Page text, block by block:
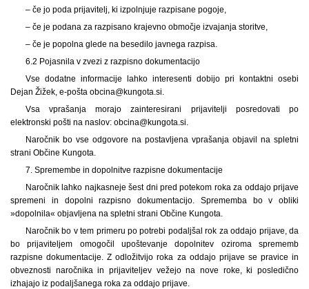
– če jo poda prijavitelj, ki izpolnjuje razpisane pogoje,
– če je podana za razpisano krajevno območje izvajanja storitve,
– če je popolna glede na besedilo javnega razpisa.
6.2 Pojasnila v zvezi z razpisno dokumentacijo
Vse dodatne informacije lahko interesenti dobijo pri kontaktni osebi
Dejan Žižek, e-pošta obcina@kungota.si.
Vsa vprašanja morajo zainteresirani prijavitelji posredovati po
elektronski pošti na naslov: obcina@kungota.si.
Naročnik bo vse odgovore na postavljena vprašanja objavil na spletni
strani Občine Kungota.
7. Spremembe in dopolnitve razpisne dokumentacije
Naročnik lahko najkasneje šest dni pred potekom roka za oddajo prijave
spremeni in dopolni razpisno dokumentacijo. Sprememba bo v obliki
»dopolnila« objavljena na spletni strani Občine Kungota.
Naročnik bo v tem primeru po potrebi podaljšal rok za oddajo prijave, da
bo prijaviteljem omogočil upoštevanje dopolnitev oziroma sprememb
razpisne dokumentacije. Z odložitvijo roka za oddajo prijave se pravice in
obveznosti naročnika in prijaviteljev vežejo na nove roke, ki posledično
izhajajo iz podaljšanega roka za oddajo prijave.